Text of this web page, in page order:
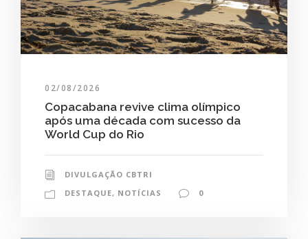
02/08/2026
Copacabana revive clima olímpico
após uma década com sucesso da
World Cup do Rio
DIVULGAÇÃO CBTRI
DESTAQUE, NOTÍCIAS 0